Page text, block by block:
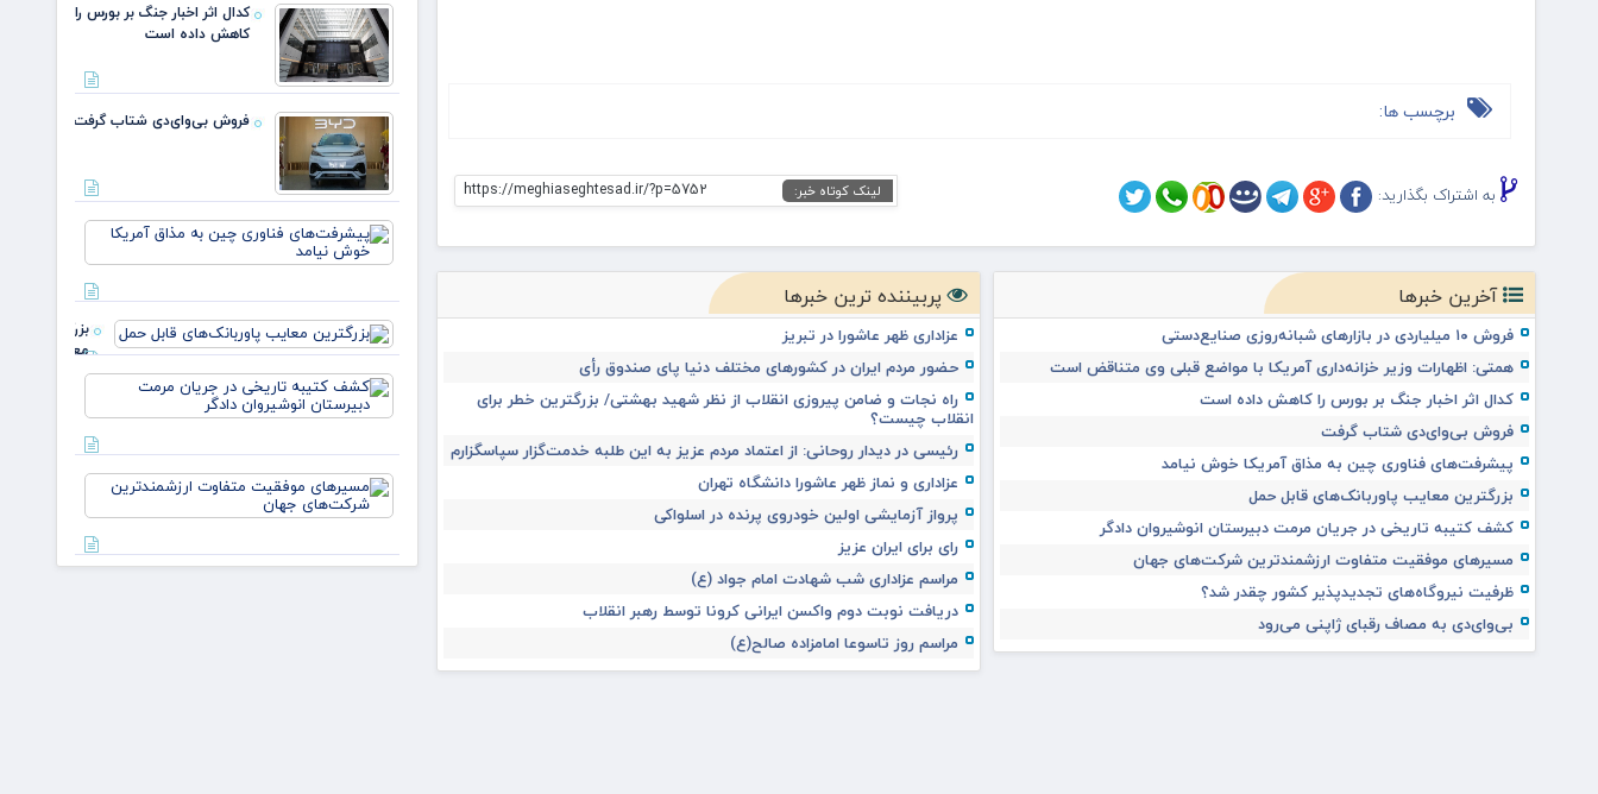
برچسب ها:
به اشتراک بگذارید: لینک کوتاه خبر: https://meghiaseghtesad.ir/?p=5752
آخرین خبرها
فروش ۱۰ میلیاردی در بازارهای شبانه‌روزی صنایع‌دستی
همتی: اظهارات وزیر خزانه‌داری آمریکا با مواضع قبلی وی متناقض است
کدال اثر اخبار جنگ بر بورس را کاهش داده است
فروش بی‌وای‌دی شتاب گرفت
پیشرفت‌های فناوری چین به مذاق آمریکا خوش نیامد
بزرگترین معایب پاوربانک‌های قابل حمل
کشف کتیبه تاریخی در جریان مرمت دبیرستان انوشیروان دادگر
مسیرهای موفقیت متفاوت ارزشمندترین شرکت‌های جهان
ظرفیت نیروگاه‌های تجدیدپذیر کشور چقدر شد؟
بی‌وای‌دی به مصاف رقبای ژاپنی می‌رود
پربیننده ترین خبرها
عزاداری ظهر عاشورا در تبریز
حضور مردم ایران در کشورهای مختلف دنیا پای صندوق رأی
راه نجات و ضامن پیروزی انقلاب از نظر شهید بهشتی/ بزرگترین خطر برای
انقلاب چیست؟
رئیسی در دیدار روحانی: از اعتماد مردم عزیز به این طلبه خدمت‌گزار سپاسگزارم
عزاداری و نماز ظهر عاشورا دانشگاه تهران
پرواز آزمایشی اولین خودروی پرنده در اسلواکی
رای برای ایران عزیز
مراسم عزاداری شب شهادت امام جواد (ع)
دریافت نوبت دوم واکسن ایرانی کرونا توسط رهبر انقلاب
مراسم روز تاسوعا امامزاده صالح(ع)
کدال اثر اخبار جنگ بر بورس را
کاهش داده است
فروش بی‌وای‌دی شتاب گرفت
بزرگترین
معایب
پاوربانک‌های
شرکت‌های